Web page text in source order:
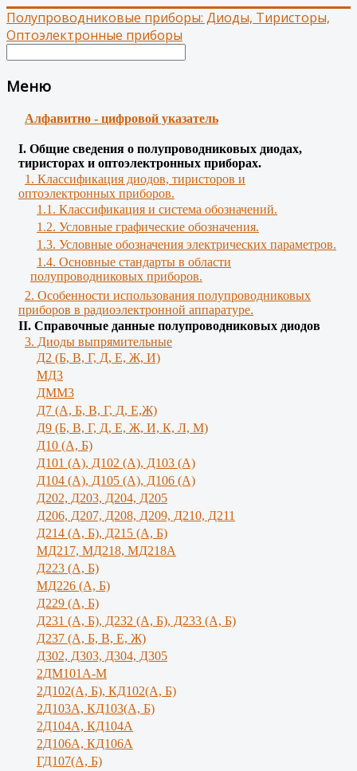
Полупроводниковые приборы: Диоды, Тиристоры,
Оптоэлектронные приборы
Меню
Алфавитно - цифровой указатель
І. Общие сведения о полупроводниковых диодах,
тиристорах и оптоэлектронных приборах.
1. Классификация диодов, тиристоров и
оптоэлектронных приборов.
1.1. Классификация и система обозначений.
1.2. Условные графические обозначения.
1.3. Условные обозначения электрических параметров.
1.4. Основные стандарты в области
полупроводниковых приборов.
2. Особенности использования полупроводниковых
приборов в радиоэлектронной аппаратуре.
II. Справочные данные полупроводниковых диодов
3. Диоды выпрямительные
Д2 (Б, В, Г, Д, Е, Ж, И)
МД3
ДММ3
Д7 (А, Б, В, Г, Д, Е,Ж)
Д9 (Б, В, Г, Д, Е, Ж, И, К, Л, М)
Д10 (А, Б)
Д101 (А), Д102 (А), Д103 (А)
Д104 (А), Д105 (А), Д106 (А)
Д202, Д203, Д204, Д205
Д206, Д207, Д208, Д209, Д210, Д211
Д214 (А, Б), Д215 (А, Б)
МД217, МД218, МД218А
Д223 (А, Б)
МД226 (А, Б)
Д229 (А, Б)
Д231 (А, Б), Д232 (А, Б), Д233 (А, Б)
Д237 (А, Б, В, Е, Ж)
Д302, Д303, Д304, Д305
2ДМ101А-М
2Д102(А, Б), КД102(А, Б)
2Д103А, КД103(А, Б)
2Д104А, КД104А
2Д106А, КД106А
ГД107(А, Б)